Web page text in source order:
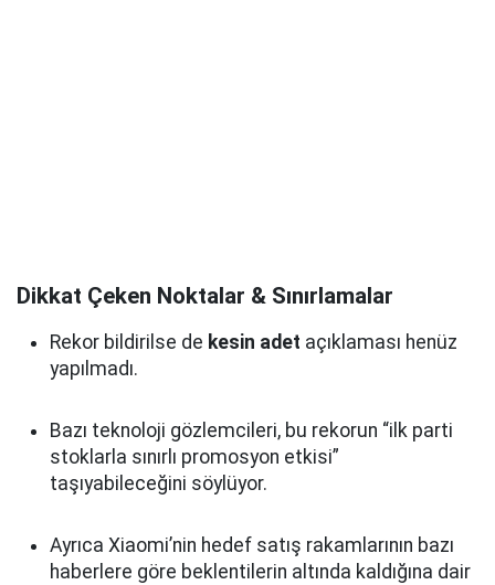
Dikkat Çeken Noktalar & Sınırlamalar
Rekor bildirilse de kesin adet açıklaması henüz
yapılmadı.
Bazı teknoloji gözlemcileri, bu rekorun “ilk parti
stoklarla sınırlı promosyon etkisi”
taşıyabileceğini söylüyor.
Ayrıca Xiaomi’nin hedef satış rakamlarının bazı
haberlere göre beklentilerin altında kaldığına dair